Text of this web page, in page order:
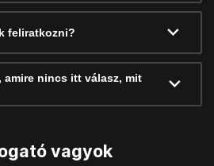
feliratkozni?
amire nincs itt válasz, mit
vagyok